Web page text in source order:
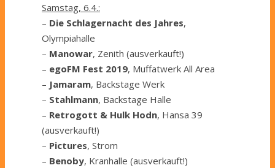
Samstag, 6.4.:
– Die Schlagernacht des Jahres,
Olympiahalle
– Manowar, Zenith (ausverkauft!)
– egoFM Fest 2019, Muffatwerk All Area
– Jamaram, Backstage Werk
– Stahlmann, Backstage Halle
– Retrogott & Hulk Hodn, Hansa 39
(ausverkauft!)
– Pictures, Strom
– Benoby, Kranhalle (ausverkauft!)